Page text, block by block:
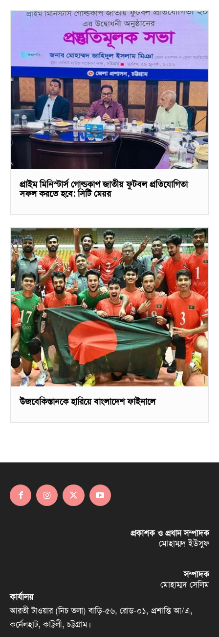
প্রাইম মিনিস্টার্স গোল্ডকাপ জাতীয় ফুটবল প্রতিযোগিতা
সফল করতে হবে: সিটি মেয়র
উজবেকিস্তানকে হারিয়ে বাংলাদেশ ফাইনালে
প্রকাশক ও প্রধান সম্পাদক
মোহাম্মদ ইউসুফ
সম্পাদক
মোহাম্মদ সেলিম
কার্যালয়
আরতী টাওয়ার (নিচ তলা) বাড়ি-৫৬, রোড-০১, প্রশান্তি আ/এ,
কর্নেলহাট, কাট্টলী, চট্টগ্রাম।